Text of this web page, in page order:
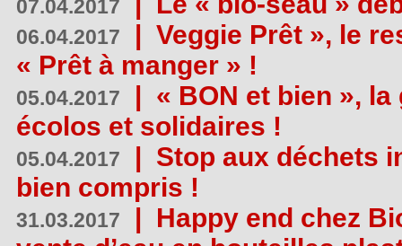
07.04.2017
06.04.2017 | Veggie Prêt », le
« Prêt à manger » !
05.04.2017 | « BON et bien »,
écolos et solidaires !
05.04.2017 | Stop aux déchets
bien compris !
31.03.2017 | Happy end chez